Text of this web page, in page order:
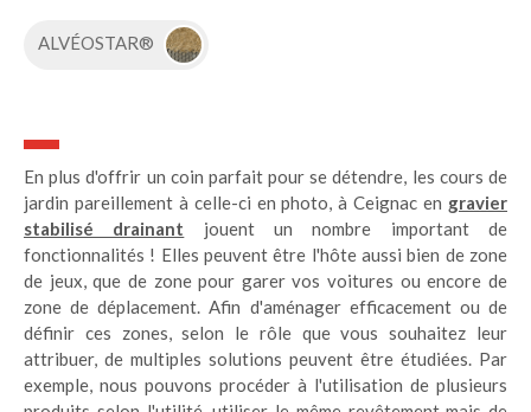
ALVÉOSTAR®
En plus d'offrir un coin parfait pour se détendre, les cours de
jardin pareillement à celle-ci en photo, à Ceignac en gravier
stabilisé drainant jouent un nombre important de
fonctionnalités ! Elles peuvent être l'hôte aussi bien de zone
de jeux, que de zone pour garer vos voitures ou encore de
zone de déplacement. Afin d'aménager efficacement ou de
définir ces zones, selon le rôle que vous souhaitez leur
attribuer, de multiples solutions peuvent être étudiées. Par
exemple, nous pouvons procéder à l'utilisation de plusieurs